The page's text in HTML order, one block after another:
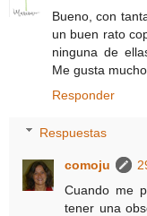
Bueno, con
un buen rato
ninguna de
Me gusta
Responder
Respuestas
comoju
Cuando me
tener una